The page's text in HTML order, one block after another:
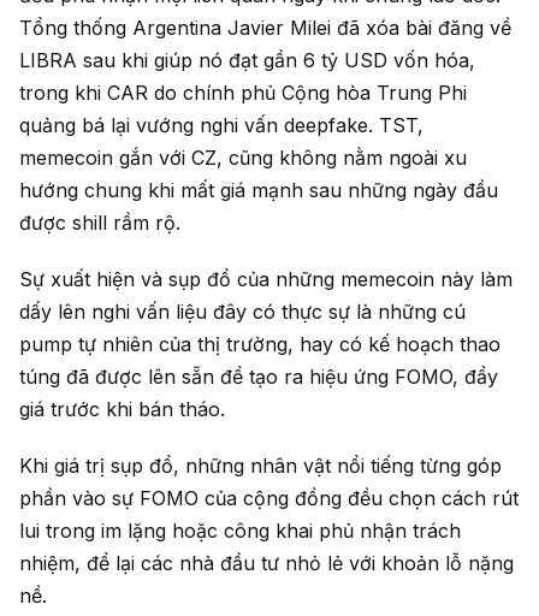
Tổng thống Argentina Javier Milei đã xóa bài đăng về
LIBRA sau khi giúp nó đạt gần 6 tỷ USD vốn hóa,
trong khi CAR do chính phủ Cộng hòa Trung Phi
quảng bá lại vướng nghi vấn deepfake. TST,
memecoin gắn với CZ, cũng không nằm ngoài xu
hướng chung khi mất giá mạnh sau những ngày đầu
được shill rầm rộ.
Sự xuất hiện và sụp đổ của những memecoin này làm
dấy lên nghi vấn liệu đây có thực sự là những cú
pump tự nhiên của thị trường, hay có kế hoạch thao
túng đã được lên sẵn để tạo ra hiệu ứng FOMO, đẩy
giá trước khi bán tháo.
Khi giá trị sụp đổ, những nhân vật nổi tiếng từng góp
phần vào sự FOMO của cộng đồng đều chọn cách rút
lui trong im lặng hoặc công khai phủ nhận trách
nhiệm, để lại các nhà đầu tư nhỏ lẻ với khoản lỗ nặng
nề.